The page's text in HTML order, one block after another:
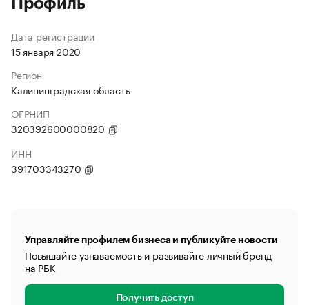
Профиль
Дата регистрации
15 января 2020
Регион
Калининградская область
ОГРНИП
320392600000820
ИНН
391703343270
Управляйте профилем бизнеса и публикуйте новости
Повышайте узнаваемость и развивайте личный бренд
на РБК
Получить доступ